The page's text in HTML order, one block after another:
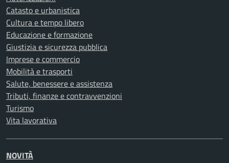
Catasto e urbanistica
Cultura e tempo libero
Educazione e formazione
Giustizia e sicurezza pubblica
Imprese e commercio
Mobilità e trasporti
Salute, benessere e assistenza
Tributi, finanze e contravvenzioni
Turismo
Vita lavorativa
NOVITÀ